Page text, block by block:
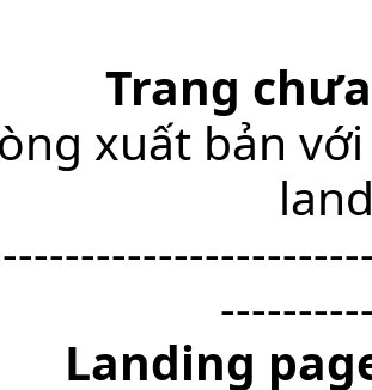
Trang
xuất bản
Landing